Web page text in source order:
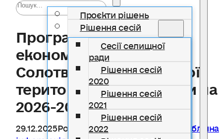
Проєкти рішень
Рішення сесій
Сесії селищної
ради
Рішення сесій
2020
Рішення сесій
2021
Рішення сесій
2022
Програма соціально-
економічного розвитку
Солотвинської селищної
територіальної громади на
2026-2028 роки
29.12.2025Розділ Бюджетні програми Публічна